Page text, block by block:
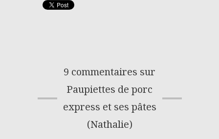
9 commentaires sur
Paupiettes de porc
express et ses pâtes
(Nathalie)